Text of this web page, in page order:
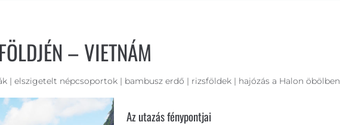
– VIETNÁM
| elszigetelt népcsoportok | bambusz erdő | rizsföldek | hajózás a Halon öbölben
Az utazás fénypontjai